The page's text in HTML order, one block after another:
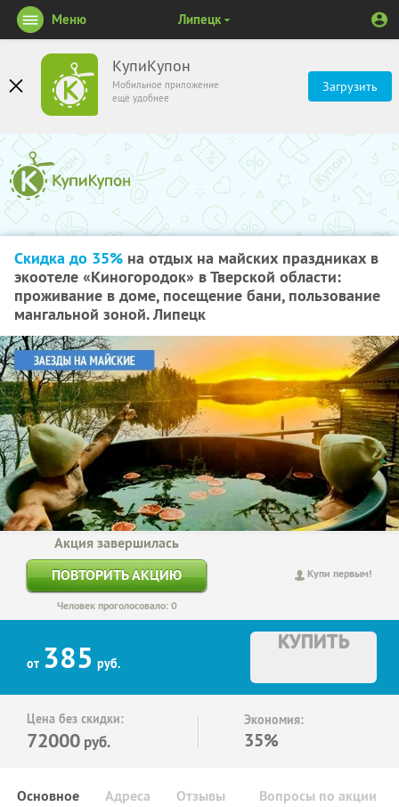
КупиКупон
Мобильное приложение
ещё удобнее
Загрузить
Меню Липецк
Скидка до 35% на отдых на майских праздниках в
экоотеле «Киногородок» в Тверской области:
проживание в доме, посещение бани, пользование
мангальной зоной. Липецк
Купи первым!
Акция завершилась
ПОВТОРИТЬ АКЦИЮ
Человек проголосовало: 0
от 385 руб.
КУПИТЬ
Цена без скидки:
72000 руб.
Экономия:
35%
Основное Отзывы Вопросы по акции
Адреса